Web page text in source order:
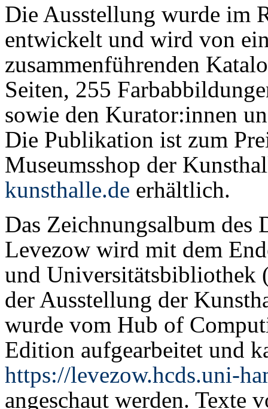
Die Ausstellung wurde im
entwickelt und wird von
zusammenführenden
Seiten, 255
sowie den Kurator:innen
Die Publikation ist zum
Museumsshop der
kunsthalle.de erhältlich.
Das Zeichnungsalbum des
Levezow wird mit dem
und Universitätsbibliothek
der Ausstellung der
wurde vom Hub of
Edition aufgearbeitet und
https://levezow.hcds.uni-
angeschaut werden. Texte